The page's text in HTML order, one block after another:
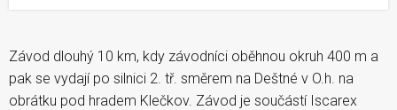
Závod dlouhý 10 km, kdy závodníci oběhnou okruh 400 m a
pak se vydají po silnici 2. tř. směrem na Deštné v O.h. na
obrátku pod hradem Klečkov. Závod je součástí Iscarex